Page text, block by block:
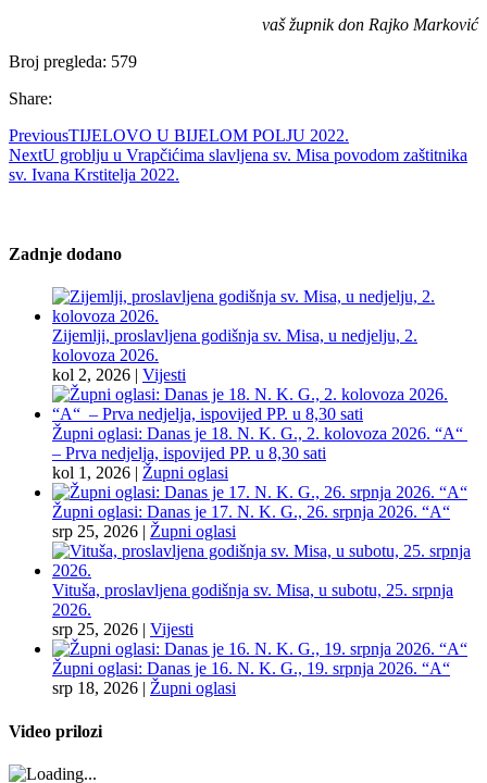
vaš župnik don Rajko Marković
Broj pregleda: 579
Share:
PreviousTIJELOVO U BIJELOM POLJU 2022.
NextU groblju u Vrapčićima slavljena sv. Misa povodom zaštitnika
sv. Ivana Krstitelja 2022.
Zadnje dodano
Zijemlji, proslavljena godišnja sv. Misa, u nedjelju, 2.
kolovoza 2026.
kol 2, 2026 | Vijesti
Župni oglasi: Danas je 18. N. K. G., 2. kolovoza 2026. “A“
– Prva nedjelja, ispovijed PP. u 8,30 sati
kol 1, 2026 | Župni oglasi
Župni oglasi: Danas je 17. N. K. G., 26. srpnja 2026. “A“
srp 25, 2026 | Župni oglasi
Vituša, proslavljena godišnja sv. Misa, u subotu, 25. srpnja
2026.
srp 25, 2026 | Vijesti
Župni oglasi: Danas je 16. N. K. G., 19. srpnja 2026. “A“
srp 18, 2026 | Župni oglasi
Video prilozi